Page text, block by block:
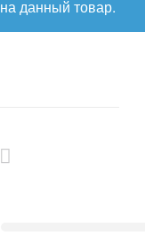
данный товар.